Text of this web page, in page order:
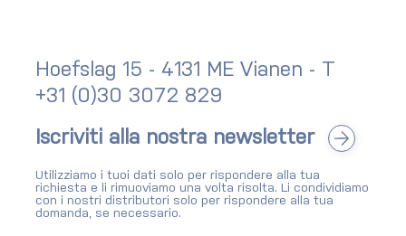
Newsletter: rassegna Q2 2026
Hoefslag 15 - 4131 ME Vianen - T
+31 (0)30 3072 829
Iscriviti alla nostra newsletter
Utilizziamo i tuoi dati solo per rispondere alla tua
richiesta e li rimuoviamo una volta risolta. Li condividiamo
con i nostri distributori solo per rispondere alla tua
domanda, se necessario.